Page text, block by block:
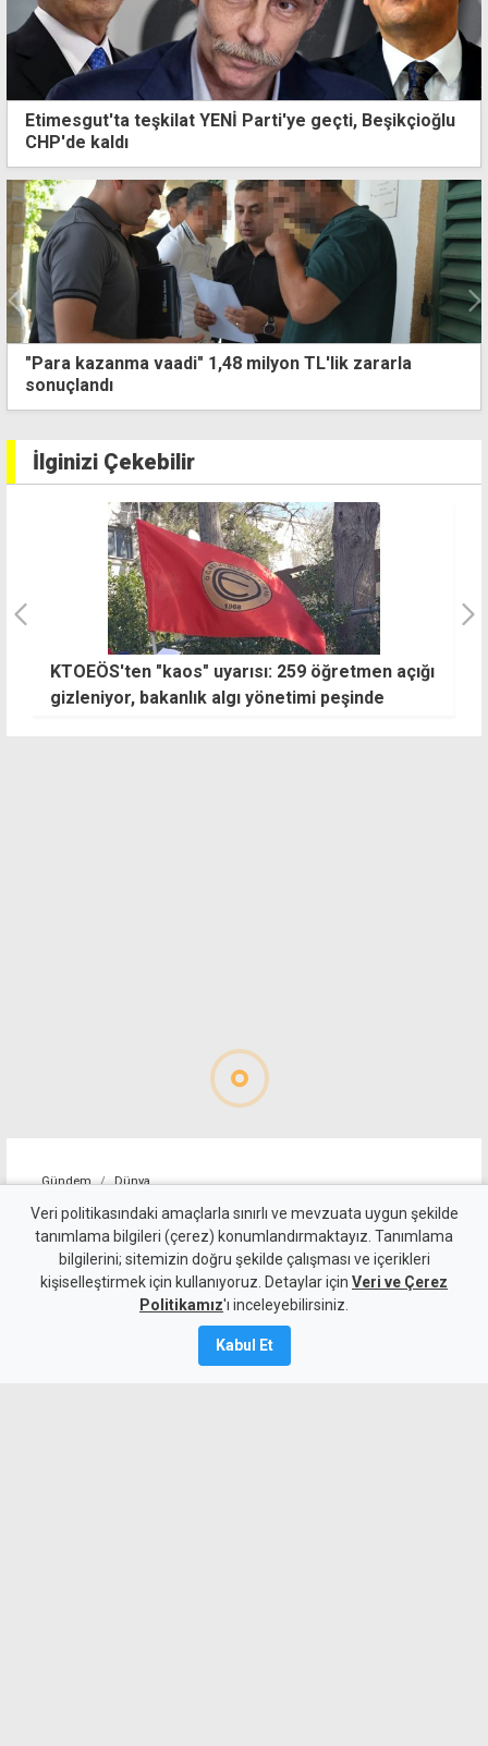
Etimesgut'ta teşkilat YENİ Parti'ye geçti, Beşikçioğlu
CHP'de kaldı
Nizam Allanazarov cinayetinde tek zanlı M.Q. kaldı, 6
zanlı aklandı
İlginizi Çekebilir
KTOEÖS'ten "kaos" uyarısı: 259 öğretmen açığı
gizleniyor, bakanlık algı yönetimi peşinde
Gündem Dünya
ABD, İran'a yönelik bazı
yaptırımları kaldırdı
Veri politikasındaki amaçlarla sınırlı ve mevzuata uygun şekilde
tanımlama bilgileri (çerez) konumlandırmaktayız. Tanımlama
bilgilerini; sitemizin doğru şekilde çalışması ve içerikleri
kişiselleştirmek için kullanıyoruz. Detaylar için Veri ve Çerez
Politikamız'ı inceleyebilirsiniz.
Kabul Et